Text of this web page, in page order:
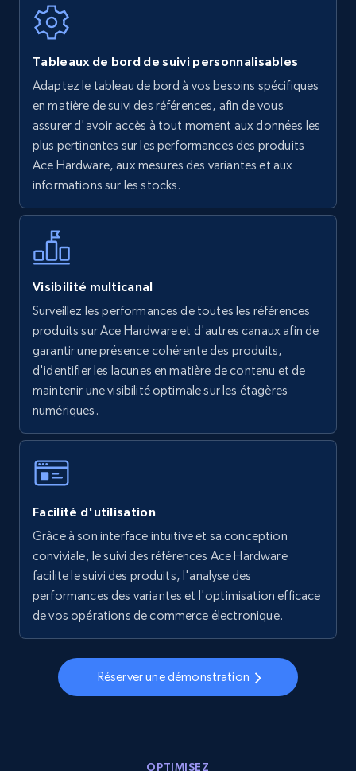
Walmart - products
URL, Final price, Sku, Currency, Gtin,
Specifications, Image urls, Top reviews, and
more.
5.6K+
Walmart - products - Find new products by
using specific category URL
URL, Final price, Sku, Currency, Gtin,
more.
5.6K+ 875+ Commencer
Walmart - products - Collects products by
URL, Final price, Sku, Currency, Gtin,
more.
5.6K+ 875+ Commencer
Walmart - products - Discover products by
using sku numbers
URL, Final price, Sku, Currency, Gtin,
Specifications, Image urls, Top reviews, and
Tableaux de bord de suivi personnalisables
Adaptez le tableau de bord à vos besoins spécifiques
en matière de suivi des références, afin de vous
assurer d'avoir accès à tout moment aux données les
plus pertinentes sur les performances des produits
Ace Hardware, aux mesures des variantes et aux
informations sur les stocks.
Visibilité multicanal
Surveillez les performances de toutes les références
produits sur Ace Hardware et d'autres canaux afin de
garantir une présence cohérente des produits,
d'identifier les lacunes en matière de contenu et de
maintenir une visibilité optimale sur les étagères
numériques.
Facilité d'utilisation
Grâce à son interface intuitive et sa conception
conviviale, le suivi des références Ace Hardware
facilite le suivi des produits, l'analyse des
performances des variantes et l'optimisation efficace
de vos opérations de commerce électronique.
Réserver une démonstration
OPTIMISEZ